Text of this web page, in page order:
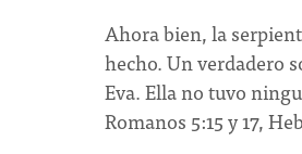
Ahora bien, la
hecho. Un verdadero
Eva. Ella no tuvo
Romanos 5:15 y 17,